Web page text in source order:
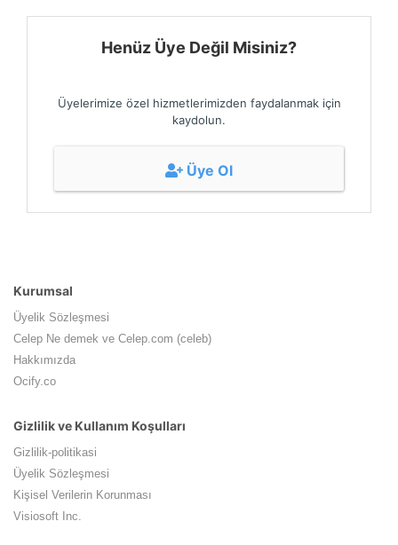
Henüz Üye Değil Misiniz?
Üyelerimize özel hizmetlerimizden faydalanmak için
kaydolun.
Üye Ol
Kurumsal
Üyelik Sözleşmesi
Celep Ne demek ve Celep.com (celeb)
Hakkımızda
Ocify.co
Gizlilik ve Kullanım Koşulları
Gizlilik-politikasi
Üyelik Sözleşmesi
Kişisel Verilerin Korunması
Visiosoft Inc.